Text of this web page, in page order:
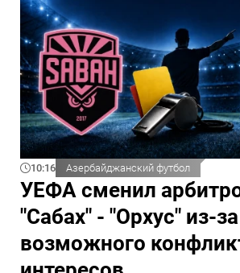
10:16 Азербайджанский футбол
УЕФА сменил
"Сабах" - "Орхус" из-за
возможного